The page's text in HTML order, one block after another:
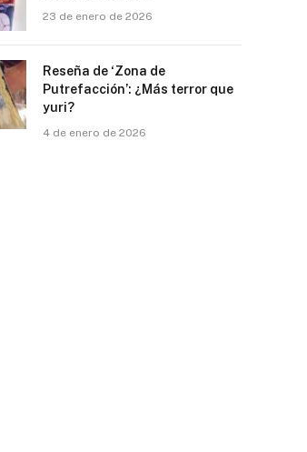
23 de enero de 2026
Reseña de ‘Zona de
Putrefacción’: ¿Más terror que
yuri?
4 de enero de 2026